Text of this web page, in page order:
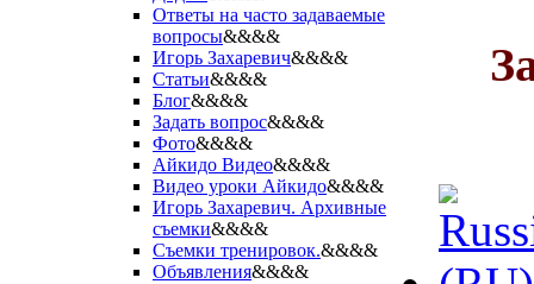
Ответы на часто задаваемые
вопросы&&&&
Игорь Захаревич&&&&
Статьи&&&&
Блог&&&&
Задать вопрос&&&&
Фото&&&&
Айкидо Видео&&&&
Видео уроки Айкидо&&&&
Игорь Захаревич. Архивные
съемки&&&&
Съемки тренировок.&&&&
Объявления&&&&